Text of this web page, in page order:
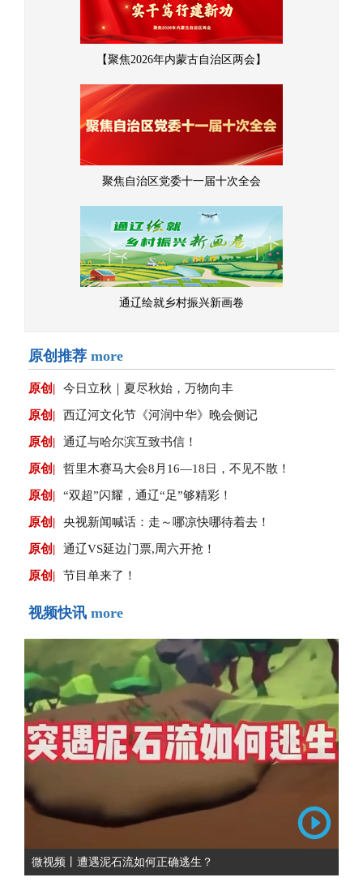
【聚焦2026年内蒙古自治区两会】
聚焦自治区党委十一届十次全会
通辽绘就乡村振兴新画卷
原创推荐 more
原创| 今日立秋｜夏尽秋始，万物向丰
原创| 西辽河文化节《河润中华》晚会侧记
原创| 通辽与哈尔滨互致书信！
原创| 哲里木赛马大会8月16—18日，不见不散！
原创| “双超”闪耀，通辽“足”够精彩！
原创| 央视新闻喊话：走～哪凉快哪待着去！
原创| 通辽VS延边门票,周六开抢！
原创| 节目单来了！
视频快讯 more
微视频丨遭遇泥石流如何正确逃生？